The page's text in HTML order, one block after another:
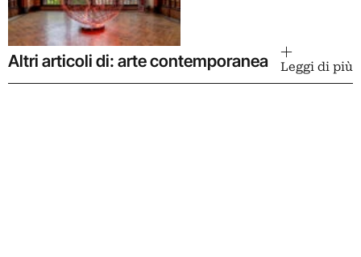
Altri articoli di: arte contemporanea Leggi di più